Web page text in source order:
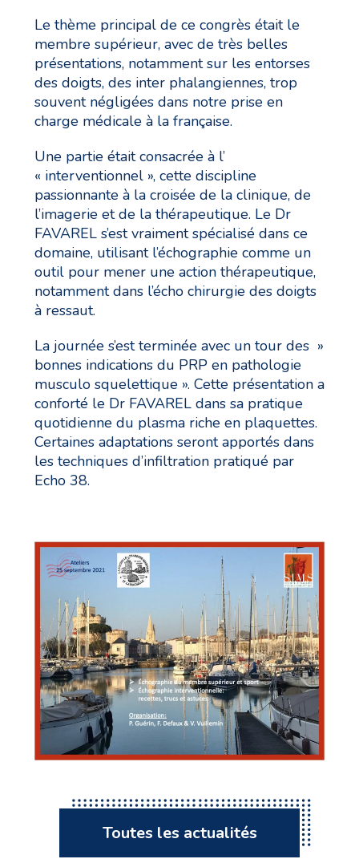
Le thème principal de ce congrès était le
membre supérieur, avec de très belles
présentations, notamment sur les entorses
des doigts, des inter phalangiennes, trop
souvent négligées dans notre prise en
charge médicale à la française.
Une partie était consacrée à l’
« interventionnel », cette discipline
passionnante à la croisée de la clinique, de
l’imagerie et de la thérapeutique. Le Dr
FAVAREL s’est vraiment spécialisé dans ce
domaine, utilisant l’échographie comme un
outil pour mener une action thérapeutique,
notamment dans l’écho chirurgie des doigts
à ressaut.
La journée s’est terminée avec un tour des »
bonnes indications du PRP en pathologie
musculo squelettique ». Cette présentation a
conforté le Dr FAVAREL dans sa pratique
quotidienne du plasma riche en plaquettes.
Certaines adaptations seront apportés dans
les techniques d’infiltration pratiqué par
Echo 38.
Toutes les actualités